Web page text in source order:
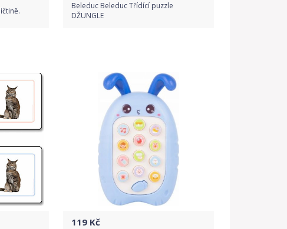
Beleduc Beleduc Třídící puzzle
DŽUNGLE
Detail produktu
119 Kč